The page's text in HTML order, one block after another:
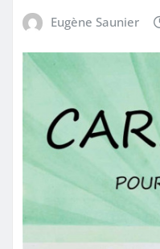
Eugène Saunier